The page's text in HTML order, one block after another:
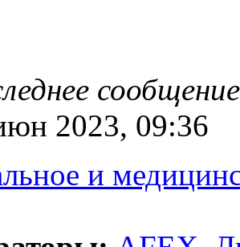
сообщение
2023, 09:36
и